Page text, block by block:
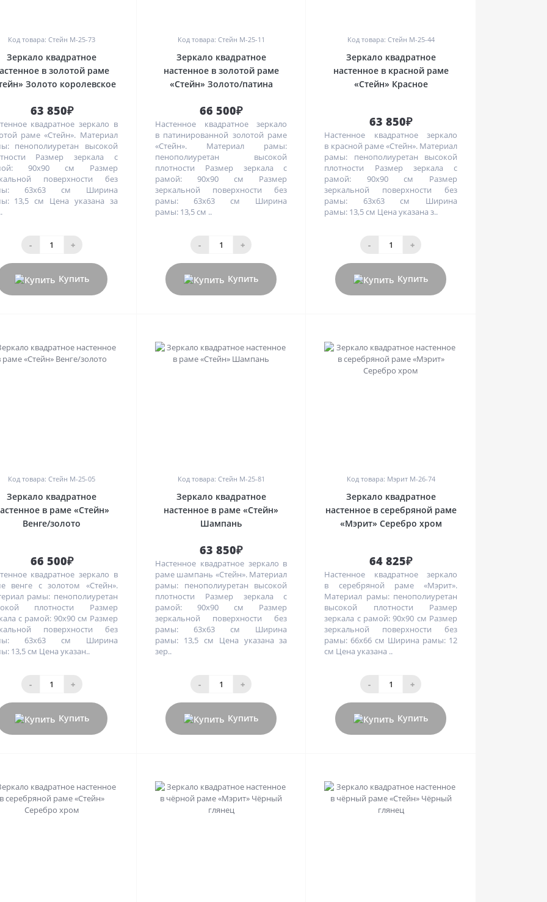
Код товара: Стейн M-25-73
Зеркало квадратное
в золотой раме
Золото королевское
63 850₽
квадратное зеркало в
раме «Стейн». Материал
пенополиуретан высокой
Размер зеркала с
90х90 см Размер
поверхности без
63х63 см Ширина
13,5 см Цена указана за
- +
Купить
Код товара: Стейн M-25-11
Зеркало квадратное
настенное в золотой раме
«Стейн» Золото/патина
66 500₽
Настенное квадратное зеркало
в патинированной золотой раме
«Стейн». Материал рамы:
пенополиуретан высокой
плотности Размер зеркала с
рамой: 90х90 см Размер
зеркальной поверхности без
рамы: 63х63 см Ширина
рамы: 13,5 см ..
- +
Купить
Код товара: Стейн M-25-44
Зеркало квадратное
настенное в красной раме
«Стейн» Красное
63 850₽
Настенное квадратное зеркало
в красной раме «Стейн». Материал
рамы: пенополиуретан высокой
плотности Размер зеркала с
рамой: 90х90 см Размер
зеркальной поверхности без
рамы: 63х63 см Ширина
рамы: 13,5 см Цена указана з..
- +
Купить
Код товара: Стейн M-25-05
Зеркало квадратное
в раме «Стейн»
Венге/золото
66 500₽
квадратное зеркало в
венге с золотом «Стейн».
рамы: пенополиуретан
плотности Размер
с рамой: 90х90 см Размер
поверхности без
63х63 см Ширина
13,5 см Цена указан..
- +
Купить
Код товара: Стейн M-25-81
Зеркало квадратное
настенное в раме «Стейн»
Шампань
63 850₽
Настенное квадратное зеркало в
раме шампань «Стейн». Материал
рамы: пенополиуретан высокой
плотности Размер зеркала с
рамой: 90х90 см Размер
зеркальной поверхности без
рамы: 63х63 см Ширина
рамы: 13,5 см Цена указана за
зер..
- +
Купить
Код товара: Мэрит M-26-74
Зеркало квадратное
настенное в серебряной раме
«Мэрит» Серебро хром
64 825₽
Настенное квадратное зеркало
в серебряной раме «Мэрит».
Материал рамы: пенополиуретан
высокой плотности Размер
зеркала с рамой: 90х90 см Размер
зеркальной поверхности без
рамы: 66х66 см Ширина рамы: 12
см Цена указана ..
- +
Купить